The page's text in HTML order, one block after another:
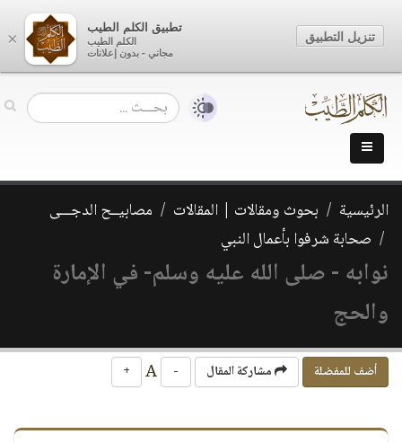
الرئيسية بحوث ومقالات | المقالات
مصابيــح الدجـــى
صحابة شرفوا بأعمال النبي
نوابه - صلى الله عليه وسلم- في الإمارة
والحج
أضف للمفضلة مشاركة المقال -
+
×
تطبيق الكلم الطيب
الكلم الطيب
مجاني - بدون إعلانات
تنزيل التطبيق